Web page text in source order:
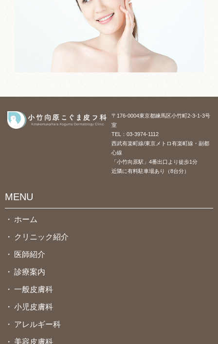
〒176-0004東京都練馬区小竹町2-3-1-3号
室
TEL： 03-3974-1112
西武有楽町線/東京メトロ有楽町線・副都
心線
「小竹向原駅」4番出口より徒歩1分
近隣に有料駐車場あり（8台分）
MENU
ホーム
クリニック紹介
医師紹介
診療案内
一般皮膚科
小児皮膚科
アレルギー科
美容皮膚科